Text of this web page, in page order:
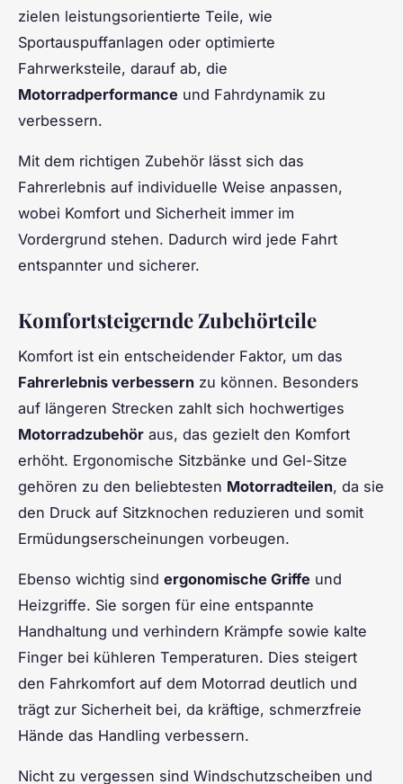
zielen leistungsorientierte Teile, wie
Sportauspuffanlagen oder optimierte
Fahrwerksteile, darauf ab, die
Motorradperformance und Fahrdynamik zu
verbessern.
Mit dem richtigen Zubehör lässt sich das
Fahrerlebnis auf individuelle Weise anpassen,
wobei Komfort und Sicherheit immer im
Vordergrund stehen. Dadurch wird jede Fahrt
entspannter und sicherer.
Komfortsteigernde Zubehörteile
Komfort ist ein entscheidender Faktor, um das
Fahrerlebnis verbessern zu können. Besonders
auf längeren Strecken zahlt sich hochwertiges
Motorradzubehör aus, das gezielt den Komfort
erhöht. Ergonomische Sitzbänke und Gel-Sitze
gehören zu den beliebtesten Motorradteilen, da sie
den Druck auf Sitzknochen reduzieren und somit
Ermüdungserscheinungen vorbeugen.
Ebenso wichtig sind ergonomische Griffe und
Heizgriffe. Sie sorgen für eine entspannte
Handhaltung und verhindern Krämpfe sowie kalte
Finger bei kühleren Temperaturen. Dies steigert
den Fahrkomfort auf dem Motorrad deutlich und
trägt zur Sicherheit bei, da kräftige, schmerzfreie
Hände das Handling verbessern.
Nicht zu vergessen sind Windschutzscheiben und